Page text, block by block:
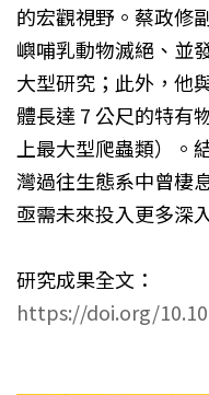
的宏觀視野。蔡政修
嶼哺乳動物滅絕、並
大型研究；此外，他
體長達 7 公尺的特有
上最大型爬蟲類）。
灣過往生態系中曾棲
亟需未來投入更多深
研究成果全文：
https://doi.org/